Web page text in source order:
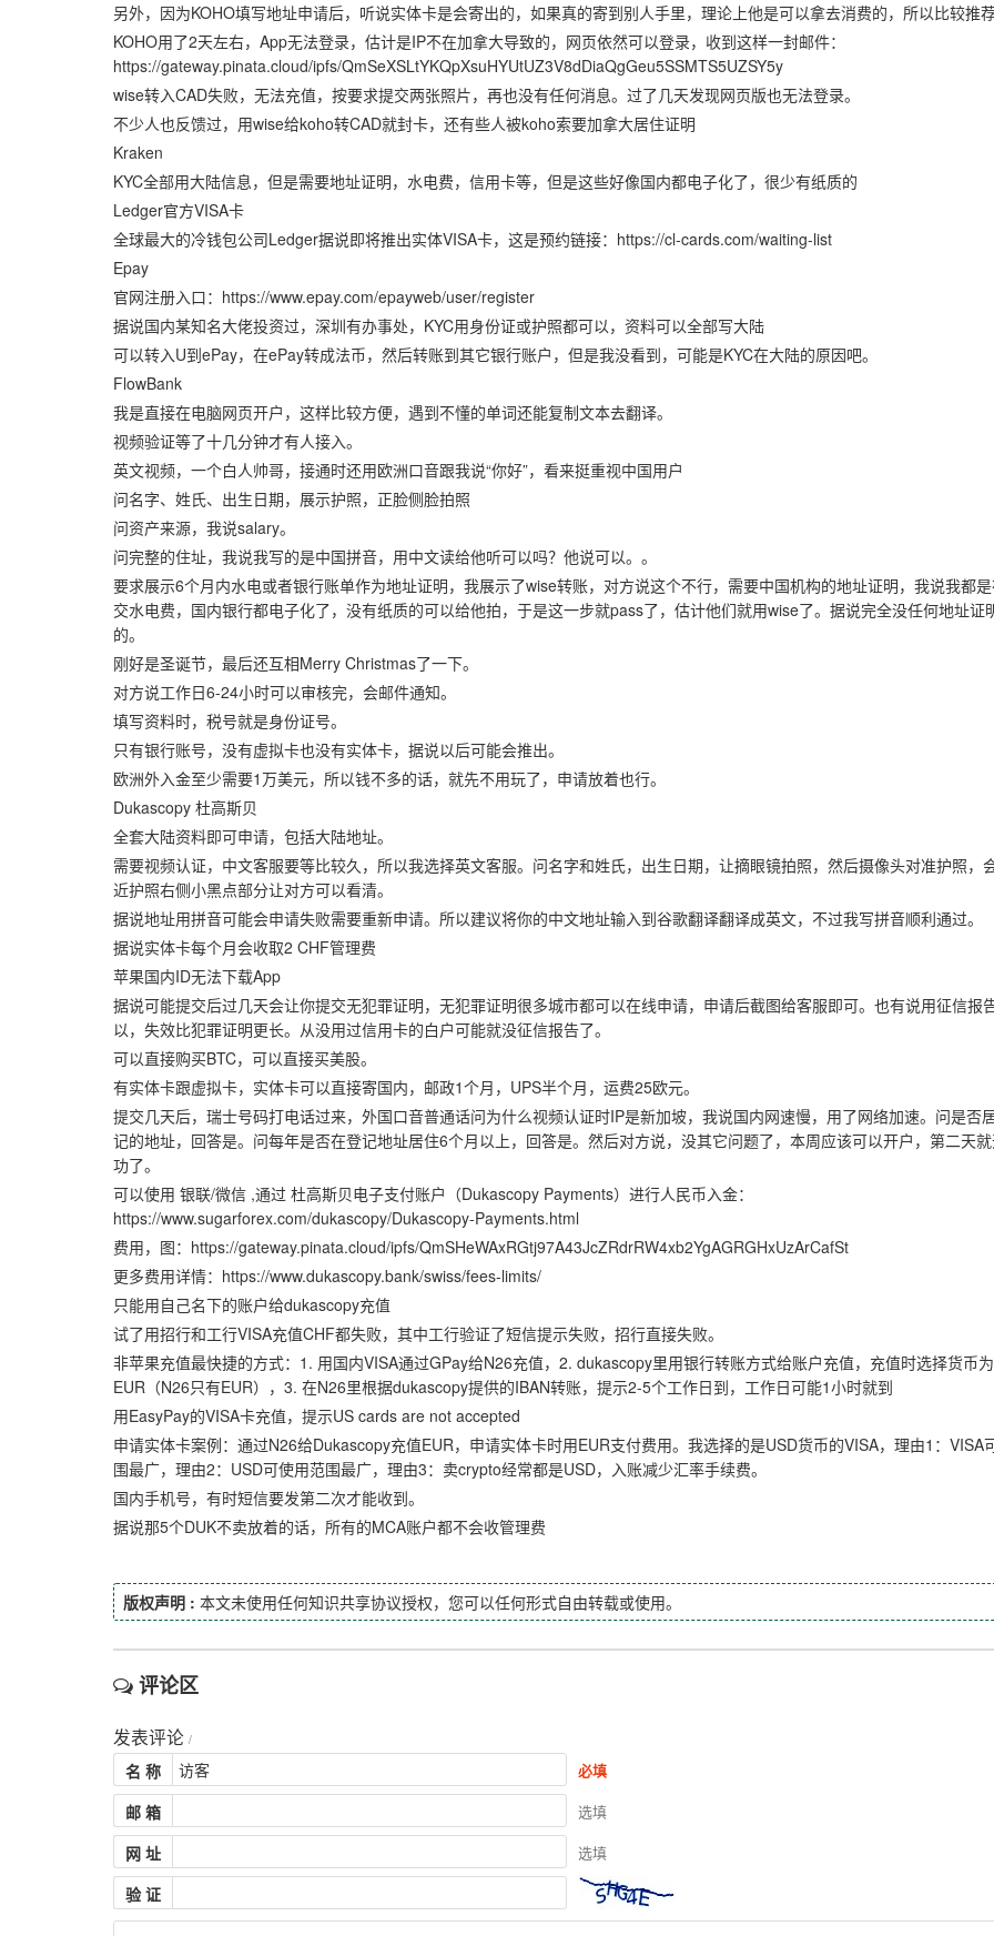
另外，因为KOHO填写地址申请后，听说实体卡是会寄出的，如果真的寄到别人手里，理论上他是可以拿去消费的，所以比较推
KOHO用了2天左右，App无法登录，估计是IP不在加拿大导致的，网页依然可以登录，收到这样一封邮件：
https://gateway.pinata.cloud/ipfs/QmSeXSLtYKQpXsuHYUtUZ3V8dDiaQgGeu5SSMTS5UZSY5y
wise转入CAD失败，无法充值，按要求提交两张照片，再也没有任何消息。过了几天发现网页版也无法登录。
不少人也反馈过，用wise给koho转CAD就封卡，还有些人被koho索要加拿大居住证明
Kraken
KYC全部用大陆信息，但是需要地址证明，水电费，信用卡等，但是这些好像国内都电子化了，很少有纸质的
Ledger官方VISA卡
全球最大的冷钱包公司Ledger据说即将推出实体VISA卡，这是预约链接：https://cl-cards.com/waiting-list
Epay
官网注册入口：https://www.epay.com/epayweb/user/register
据说国内某知名大佬投资过，深圳有办事处，KYC用身份证或护照都可以，资料可以全部写大陆
可以转入U到ePay，在ePay转成法币，然后转账到其它银行账户，但是我没看到，可能是KYC在大陆的原因吧。
FlowBank
我是直接在电脑网页开户，这样比较方便，遇到不懂的单词还能复制文本去翻译。
视频验证等了十几分钟才有人接入。
英文视频，一个白人帅哥，接通时还用欧洲口音跟我说“你好”，看来挺重视中国用户
问名字、姓氏、出生日期，展示护照，正脸侧脸拍照
问资产来源，我说salary。
问完整的住址，我说我写的是中国拼音，用中文读给他听可以吗？他说可以。。
要求展示6个月内水电或者银行账单作为地址证明，我展示了wise转账，对方说这个不行，需要中国机构的地址证明，我说我都
交水电费，国内银行都电子化了，没有纸质的可以给他拍，于是这一步就pass了，估计他们就用wise了。据说完全没任何地址证
的。
刚好是圣诞节，最后还互相Merry Christmas了一下。
对方说工作日6-24小时可以审核完，会邮件通知。
填写资料时，税号就是身份证号。
只有银行账号，没有虚拟卡也没有实体卡，据说以后可能会推出。
欧洲外入金至少需要1万美元，所以钱不多的话，就先不用玩了，申请放着也行。
Dukascopy 杜高斯贝
全套大陆资料即可申请，包括大陆地址。
需要视频认证，中文客服要等比较久，所以我选择英文客服。问名字和姓氏，出生日期，让摘眼镜拍照，然后摄像头对准护照，
近护照右侧小黑点部分让对方可以看清。
据说地址用拼音可能会申请失败需要重新申请。所以建议将你的中文地址输入到谷歌翻译翻译成英文，不过我写拼音顺利通过。
据说实体卡每个月会收取2 CHF管理费
苹果国内ID无法下载App
据说可能提交后过几天会让你提交无犯罪证明，无犯罪证明很多城市都可以在线申请，申请后截图给客服即可。也有说用征信报
以，失效比犯罪证明更长。从没用过信用卡的白户可能就没征信报告了。
可以直接购买BTC，可以直接买美股。
有实体卡跟虚拟卡，实体卡可以直接寄国内，邮政1个月，UPS半个月，运费25欧元。
提交几天后，瑞士号码打电话过来，外国口音普通话问为什么视频认证时IP是新加坡，我说国内网速慢，用了网络加速。问是否
记的地址，回答是。问每年是否在登记地址居住6个月以上，回答是。然后对方说，没其它问题了，本周应该可以开户，第二天
功了。
可以使用 银联/微信 ,通过 杜高斯贝电子支付账户（Dukascopy Payments）进行人民币入金：
https://www.sugarforex.com/dukascopy/Dukascopy-Payments.html
费用，图：https://gateway.pinata.cloud/ipfs/QmSHeWAxRGtj97A43JcZRdrRW4xb2YgAGRGHxUzArCafSt
更多费用详情：https://www.dukascopy.bank/swiss/fees-limits/
只能用自己名下的账户给dukascopy充值
试了用招行和工行VISA充值CHF都失败，其中工行验证了短信提示失败，招行直接失败。
非苹果充值最快捷的方式：1. 用国内VISA通过GPay给N26充值，2. dukascopy里用银行转账方式给账户充值，充值时选择货币为
EUR（N26只有EUR），3. 在N26里根据dukascopy提供的IBAN转账，提示2-5个工作日到，工作日可能1小时就到
用EasyPay的VISA卡充值，提示US cards are not accepted
申请实体卡案例：通过N26给Dukascopy充值EUR，申请实体卡时用EUR支付费用。我选择的是USD货币的VISA，理由1：VISA
围最广，理由2：USD可使用范围最广，理由3：卖crypto经常都是USD，入账减少汇率手续费。
国内手机号，有时短信要发第二次才能收到。
据说那5个DUK不卖放着的话，所有的MCA账户都不会收管理费
版权声明 : 本文未使用任何知识共享协议授权，您可以任何形式自由转载或使用。
评论区
发表评论 /
名 称 必填
邮 箱 选填
网 址 选填
验 证